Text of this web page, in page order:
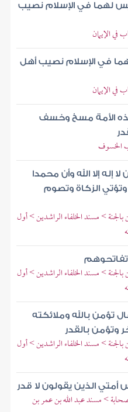
لهما في الإسلام نصيب
في الإيمان
في الإسلام نصيب أهل
في الإيمان
الأمة مسخ وخسف
الخسوف
إله إلا الله وأن محمدا
وتؤتي الزكاة وتصوم
> مسند الخلفاء الراشدين > أول
تفاتحوهم
> مسند الخلفاء الراشدين > أول
تؤمن بالله وملائكته
وتؤمن بالقدر
> مسند الخلفاء الراشدين > أول
الذين يقولون لا قدر
> مسند عبد الله بن عمر بن